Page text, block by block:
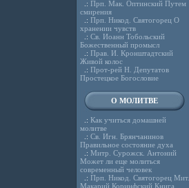
.: Прп. Мак. Оптинский Путем
смирения
.: Прп. Никод. Святогорец О
хранении чувств
.: Св. Иоанн Тобольский
Божественный промысл
.: Прав. И. Кронштадтский
Живой колос
.: Прот-рей Н. Депутатов
Простецкое Богословие
О МОЛИТВЕ
.: Как учиться домашней
молитве
.: Св. Игн. Брянчанинов
Правильное состояние духа
.: Митр. Сурожск. Антоний
Может ли еще молиться
современный человек
.: Прп. Никод. Святогорец Мит.
Макарий Коринфский Книга